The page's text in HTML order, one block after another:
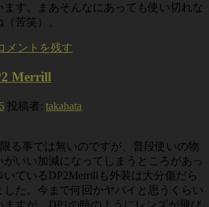
ます。まあそんなにあっても使い切れな
苦笑）。
メントを残す
Merrill
投稿者: takahata
る事では無いのですが、普段使いの物
がいい加減になってしまうところがあっ
ているDP2Merrillも外装は大分傷だら
した。今まで何回かヤバイと思うくらい
すが、DP1の時のようにレンズが飛び